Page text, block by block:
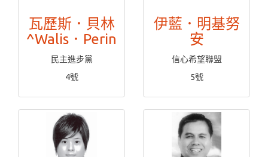
瓦歷斯．貝林
^Walis．Perin
民主進步黨
4號
伊藍．明基努
安
信心希望聯盟
5號